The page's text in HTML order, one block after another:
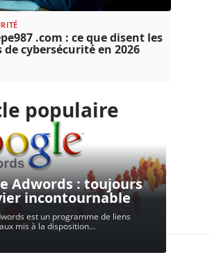
.com : ce que disent les
cybersécurité en 2026
populaire
Adwords : toujours
incontournable
est un programme de liens
mis à la disposition…